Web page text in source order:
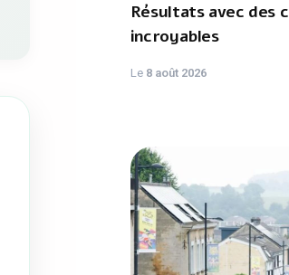
Résultats avec des
incroyables
Le 8 août 2026